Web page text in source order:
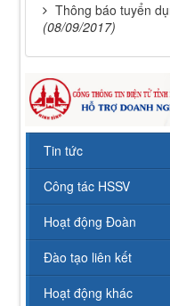
Thông báo tuyển
(08/09/2017)
Tin tức
Công tác HSSV
Hoạt động Đoàn
Đào tạo liên kết
Hoạt động khác
112/QĐ-
Quy định quy tắc
đẳng VHNT&DL Nam
Lượt xem:154 | lượt
43/KH-
Kế hoạch chuyển đổi
Lượt xem:248 | lượt
238/2025/NĐ-CP
Quy định về chính
học phí, hỗ trợ chi
lĩnh vực giáo dục,
Lượt xem:353 | lượt